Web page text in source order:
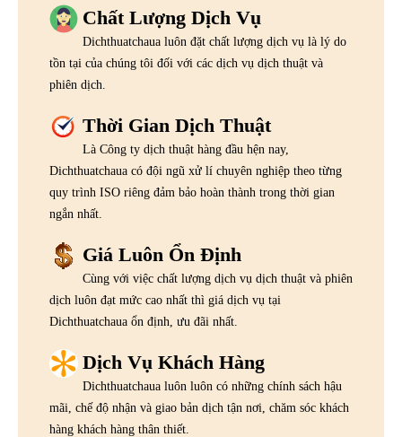
Chất Lượng Dịch Vụ
Dichthuatchaua luôn đặt chất lượng dịch vụ là lý do
tồn tại của chúng tôi đối với các dịch vụ dịch thuật và
phiên dịch.
Thời Gian Dịch Thuật
Là Công ty dịch thuật hàng đầu hện nay,
Dichthuatchaua có đội ngũ xử lí chuyên nghiệp theo từng
quy trình ISO riêng đảm bảo hoàn thành trong thời gian
ngắn nhất.
Giá Luôn Ổn Định
Cùng với việc chất lượng dịch vụ dịch thuật và phiên
dịch luôn đạt mức cao nhất thì giá dịch vụ tại
Dichthuatchaua ổn định, ưu đãi nhất.
Dịch Vụ Khách Hàng
Dichthuatchaua luôn luôn có những chính sách hậu
mãi, chế độ nhận và giao bản dịch tận nơi, chăm sóc khách
hàng khách hàng thân thiết.